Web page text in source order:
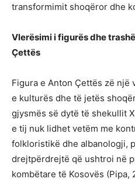
transformimit shoqëror dhe
Vlerësimi i figurës dhe
Çettës
Figura e Anton Çettës zë një
e kulturës dhe të jetës
gjysmës së dytë të shekullit
e tij nuk lidhet vetëm me
folkloristikë dhe albanologji,
drejtpërdrejtë që ushtroi në
kombëtare të Kosovës (Pipa,